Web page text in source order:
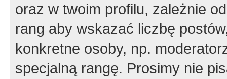
oraz w twoim profilu, zależnie
rang aby wskazać liczbę
konkretne osoby, np.
specjalną rangę. Prosimy nie